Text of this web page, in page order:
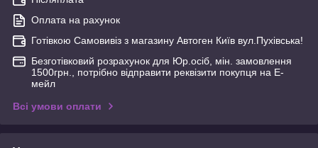
Оплата на рахунок
Готівкою Самовивіз з магазину Автоген Київ вул.Пухівська!
Безготівковий розрахунок для Юр.осіб, мін. замовлення
1500грн., потрібно відправити реквізити покупця на Е-
мейл
Всі умови оплати